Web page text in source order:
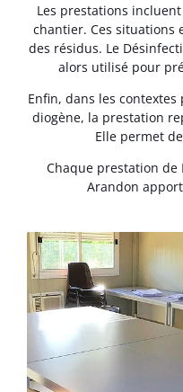
Les prestations
chantier. Ces situations
des résidus. Le
alors utilisé pour
Enfin, dans les
diogène, la prestation
Elle permet
Chaque prestation de
Arandon